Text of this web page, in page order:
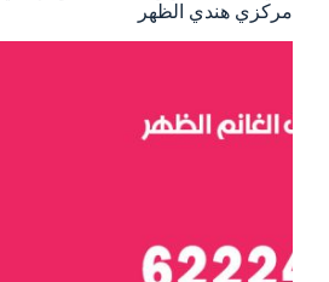
مركزي هندي الظهر